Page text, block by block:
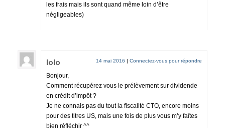
les frais mais ils sont quand même loin d’être
négligeables)
lolo 14 mai 2016 | Connectez-vous pour répondre
Bonjour,
Comment récupérez vous le prélèvement sur dividende
en crédit d’impôt ?
Je ne connais pas du tout la fiscalité CTO, encore moins
pour des titres US, mais une fois de plus vous m’y faîtes
bien réfléchir ^^